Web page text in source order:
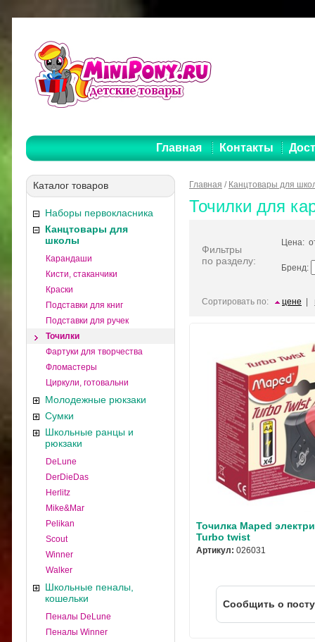
Главная Контакты
Каталог товаров
Наборы первокласника
Канцтовары для
школы
Карандаши
Кисти, стаканчики
Краски
Подставки для книг
Подставки для ручек
Точилки
Фартуки для творчества
Фломастеры
Циркули, готовальни
Молодежные рюкзаки
Сумки
Школьные ранцы и
рюкзаки
DeLune
DerDieDas
Herlitz
Mike&Mar
Pelikan
Scout
Winner
Walker
Школьные пеналы,
кошельки
Пеналы DeLune
Пеналы Winner
Главная / Канцтовары для
Точилки для
Фильтры
по разделу:
Цена:
Бренд:
Сортировать по: цене
Точилка Maped
Turbo twist
Артикул: 026031
Cообщить о